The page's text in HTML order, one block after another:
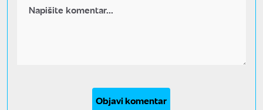
Objavi komentar